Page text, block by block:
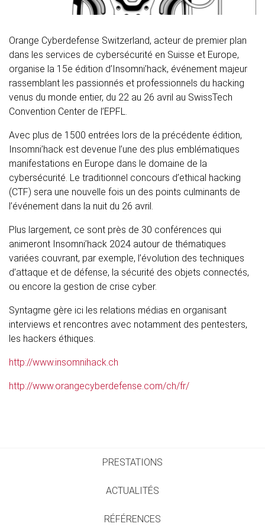
Orange Cyberdefense Switzerland, acteur de premier plan
dans les services de cybersécurité en Suisse et Europe,
organise la 15e édition d’Insomni’hack, événement majeur
rassemblant les passionnés et professionnels du hacking
venus du monde entier, du 22 au 26 avril au SwissTech
Convention Center de l’EPFL.
Avec plus de 1500 entrées lors de la précédente édition,
Insomni’hack est devenue l’une des plus emblématiques
manifestations en Europe dans le domaine de la
cybersécurité. Le traditionnel concours d’ethical hacking
(CTF) sera une nouvelle fois un des points culminants de
l’événement dans la nuit du 26 avril.
Plus largement, ce sont près de 30 conférences qui
animeront Insomni’hack 2024 autour de thématiques
variées couvrant, par exemple, l’évolution des techniques
d’attaque et de défense, la sécurité des objets connectés,
ou encore la gestion de crise cyber.
Syntagme gère ici les relations médias en organisant
interviews et rencontres avec notamment des pentesters,
les hackers éthiques.
http://www.insomnihack.ch
http://www.orangecyberdefense.com/ch/fr/
PRESTATIONS
ACTUALITÉS
RÉFÉRENCES